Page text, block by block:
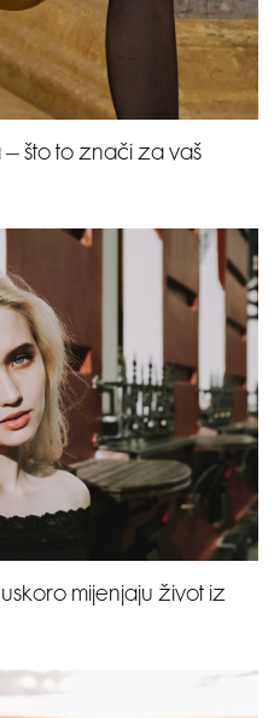
što to znači za vaš
mijenjaju život iz